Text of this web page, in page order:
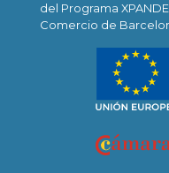
del Programa
Comercio de